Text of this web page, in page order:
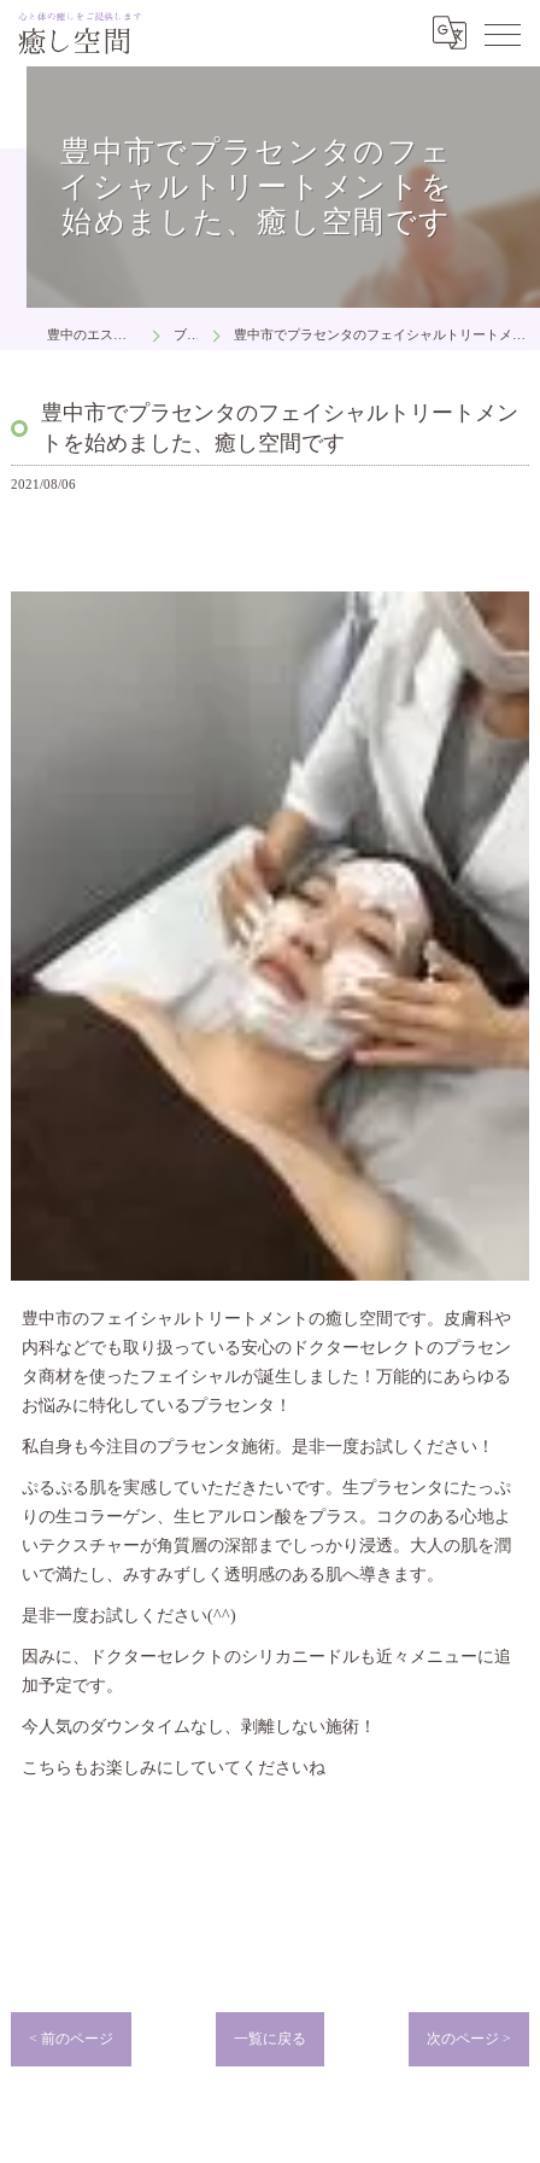
豊中市でプラセンタのフェ
イシャルトリートメントを
始めました、癒し空間です
ブログ 豊中市でプラセンタのフェイシャルトリートメントを始めました、癒し空間です
豊中市でプラセンタのフェイシャルトリートメン
トを始めました、癒し空間です
2021/08/06
豊中市のフェイシャルトリートメントの癒し空間です。皮膚科や
内科などでも取り扱っている安心のドクターセレクトのプラセン
タ商材を使ったフェイシャルが誕生しました！万能的にあらゆる
お悩みに特化しているプラセンタ！
私自身も今注目のプラセンタ施術。是非一度お試しください！
ぷるぷる肌を実感していただきたいです。生プラセンタにたっぷ
りの生コラーゲン、生ヒアルロン酸をプラス。コクのある心地よ
いテクスチャーが角質層の深部までしっかり浸透。大人の肌を潤
いで満たし、みすみずしく透明感のある肌へ導きます。
是非一度お試しください(^^)
因みに、ドクターセレクトのシリカニードルも近々メニューに追
加予定です。
今人気のダウンタイムなし、剥離しない施術！
こちらもお楽しみにしていてくださいね
< 前のページ 一覧に戻る 次のページ >